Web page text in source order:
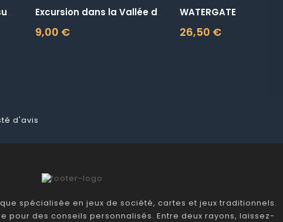
PAGAN - Extension présumée... Excursion dans la Vallée de...
9,00 €
Prix
WATERGATE
26,50 €
Prix
d'avis
spécialisée en jeux de société, cartes et jeux traditionnels.
pour des conseils personnalisés. Entre deux rayons, laissez-